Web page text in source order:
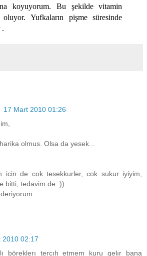
koyuyorum. Bu şekilde vitamin
Yufkaların pişme süresinde
.
17 Mart 2010 01:26
olmus. Olsa da yesek...
icin de cok tesekkurler, cok sukur iyiyim,
bitti, tedavim de :))
2010 02:17
böreklerı tercıh etmem kuru gelır bana